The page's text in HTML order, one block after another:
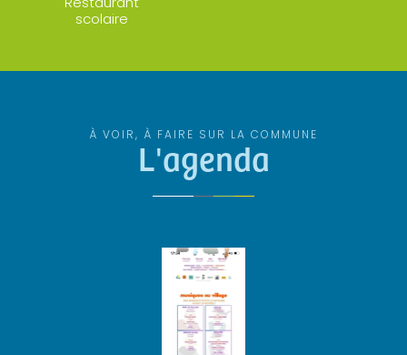
scolaire
À VOIR, À FAIRE SUR LA COMMUNE
L'agenda